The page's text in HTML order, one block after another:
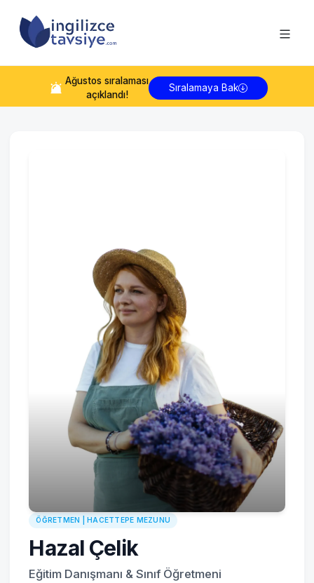
Ağustos sıralaması
açıklandı!
Sıralamaya Bak
ÖĞRETMEN | HACETTEPE MEZUNU
Hazal Çelik
Eğitim Danışmanı & Sınıf Öğretmeni